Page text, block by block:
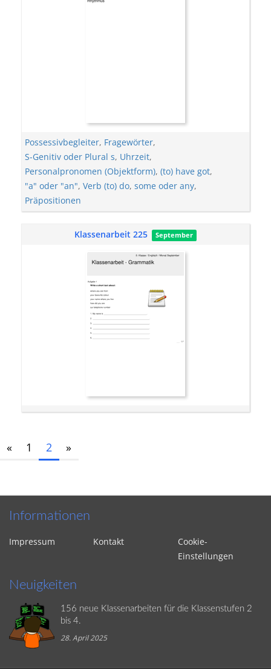
Possessivbegleiter, Fragewörter,
S-Genitiv oder Plural s, Uhrzeit,
Personalpronomen (Objektform), (to) have got,
"a" oder "an", Verb (to) do, some oder any,
Präpositionen
Klassenarbeit 225 September
« 1 2 »
Informationen
Impressum Kontakt
Cookie-
Einstellungen
Neuigkeiten
156 neue Klassenarbeiten für die Klassenstufen 2
bis 4.
28. April 2025